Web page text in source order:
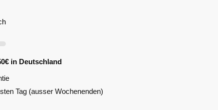
in Deutschland
Tag (ausser Wochenenden)